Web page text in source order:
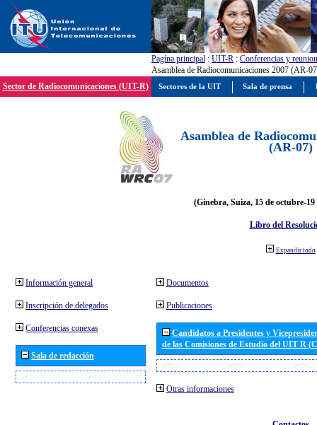
Pagína principal : UIT-R : Conferencias y
Asamblea de Radiocomunicaciones 2007 (AR-
Sector de Radiocomunicaciones (UIT-R)
Asamblea de
(AR-07)
(Ginebra, Suiza, 15 de octubre-19
Libro del
Expandir todo
Información general
Inscripción de delegados
Conferencias conexas
Sala de redacción
Documentos
Publicaciones
Candidatos a Presidentes y
de las Comisiones de Estudio del UIT R
Otras informaciones
Sectores de la UIT Sala de prensa